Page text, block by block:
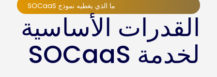
ما الذي يغطيه نموذج SOCaaS
القدرات الأساسية
لخدمة SOCaaS